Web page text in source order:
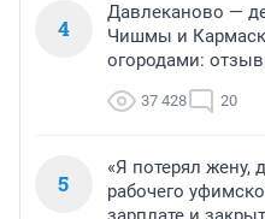
4
Давлеканово —
Чишмы и
огородами:
37 428 20
5
«Я потерял жену,
рабочего